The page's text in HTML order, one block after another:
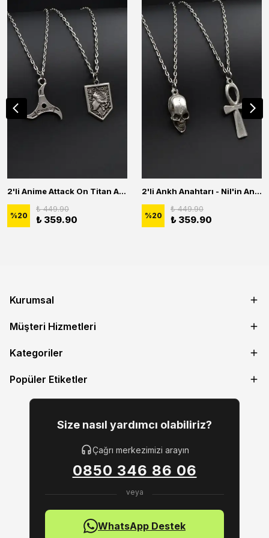
2'li Anime Attack On Titan Acrylic Maria Anime Naruto Erkek Kadın Kolye Seti
%20
₺ 449.90
₺ 359.90
2'li Ankh Anahtarı - Nil'in Anahtarı - Kuru Kafa Erkek Kadın Kolye Seti
%20
₺ 449.90
₺ 359.90
Kurumsal
Müşteri Hizmetleri
Kategoriler
Popüler Etiketler
Size nasıl yardımcı olabiliriz?
Çağrı merkezimizi arayın
0850 346 86 06
WhatsApp Destek